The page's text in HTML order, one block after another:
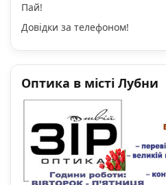
Пай!
Довідки за телефоном!
Оптика в місті Лубни